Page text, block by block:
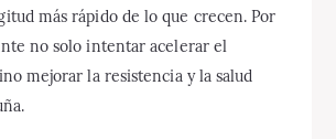
más rápido de lo que crecen. Por
no solo intentar acelerar el
mejorar la resistencia y la salud